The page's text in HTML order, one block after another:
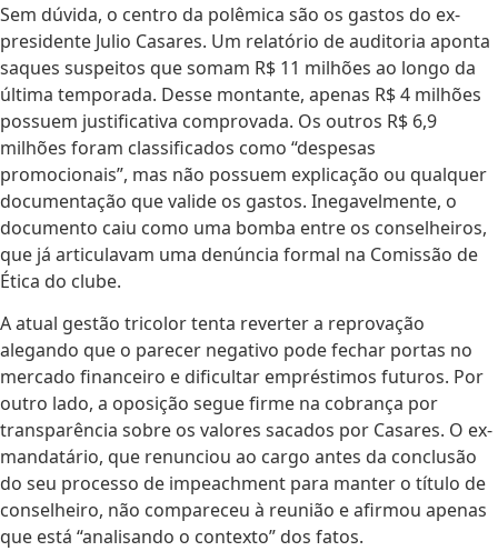
Sem dúvida, o centro da polêmica são os gastos do ex-
presidente Julio Casares. Um relatório de auditoria aponta
saques suspeitos que somam R$ 11 milhões ao longo da
última temporada. Desse montante, apenas R$ 4 milhões
possuem justificativa comprovada. Os outros R$ 6,9
milhões foram classificados como “despesas
promocionais”, mas não possuem explicação ou qualquer
documentação que valide os gastos. Inegavelmente, o
documento caiu como uma bomba entre os conselheiros,
que já articulavam uma denúncia formal na Comissão de
Ética do clube.
A atual gestão tricolor tenta reverter a reprovação
alegando que o parecer negativo pode fechar portas no
mercado financeiro e dificultar empréstimos futuros. Por
outro lado, a oposição segue firme na cobrança por
transparência sobre os valores sacados por Casares. O ex-
mandatário, que renunciou ao cargo antes da conclusão
do seu processo de impeachment para manter o título de
conselheiro, não compareceu à reunião e afirmou apenas
que está “analisando o contexto” dos fatos.